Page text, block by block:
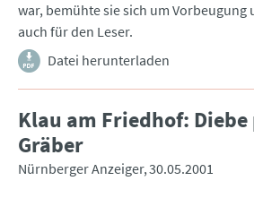
war, bemühte sie sich um
auch für den Leser.
Datei herunterladen
Klau am Friedhof:
Gräber
Nürnberger Anzeiger 30.05.2001